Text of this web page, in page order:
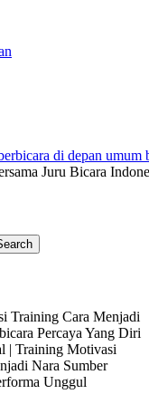
Juru Bicara
Training Cara Menjadi
Percaya Yang Diri
| Training Motivasi
Nara Sumber
Unggul